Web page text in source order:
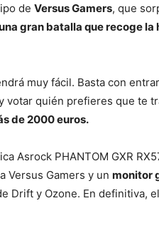
de Versus Gamers, que
gran batalla que recoge
muy fácil. Basta con
quién prefieres que te
de 2000 euros.
Asrock PHANTOM GXR
Versus Gamers y un monitor
Drift y Ozone. En definitiva,